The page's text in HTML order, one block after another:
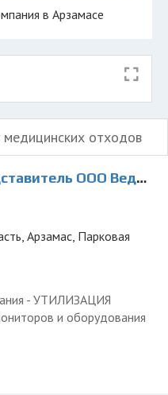
в Арзамасе
медицинских отходов
Утилизирующая Компания
Арзамас, Парковая
- УТИЛИЗАЦИЯ
и оборудования